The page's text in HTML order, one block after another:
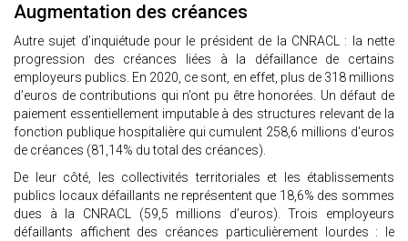
Augmentation des créances
Autre sujet d’inquiétude pour le président de la CNRACL : la nette
progression des créances liées à la défaillance de certains
employeurs publics. En 2020, ce sont, en effet, plus de 318 millions
d’euros de contributions qui n’ont pu être honorées. Un défaut de
paiement essentiellement imputable à des structures relevant de la
fonction publique hospitalière qui cumulent 258,6 millions d'euros
de créances (81,14% du total des créances).
De leur côté, les collectivités territoriales et les établissements
publics locaux défaillants ne représentent que 18,6% des sommes
dues à la CNRACL (59,5 millions d’euros). Trois employeurs
défaillants affichent des créances particulièrement lourdes : le